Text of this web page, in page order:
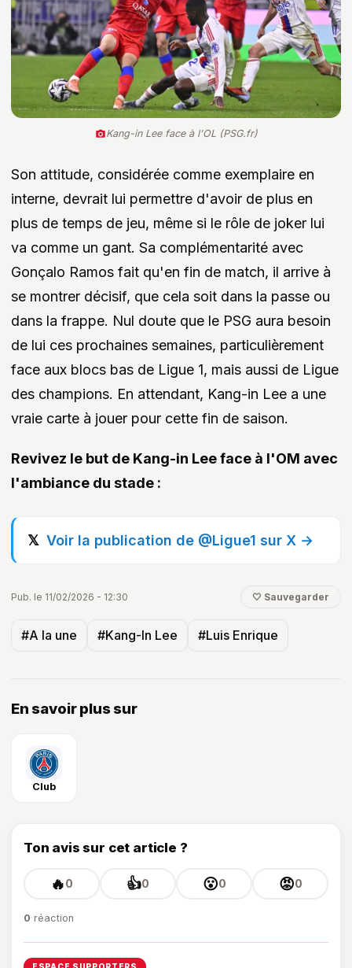
Kang-in Lee face à l'OL (PSG.fr)
Son attitude, considérée comme exemplaire en
interne, devrait lui permettre d'avoir de plus en
plus de temps de jeu, même si le rôle de joker lui
va comme un gant. Sa complémentarité avec
Gonçalo Ramos fait qu'en fin de match, il arrive à
se montrer décisif, que cela soit dans la passe ou
dans la frappe. Nul doute que le PSG aura besoin
de lui ces prochaines semaines, particulièrement
face aux blocs bas de Ligue 1, mais aussi de Ligue
des champions. En attendant, Kang-in Lee a une
vraie carte à jouer pour cette fin de saison.
Revivez le but de Kang-in Lee face à l'OM avec
l'ambiance du stade :
Voir la publication de @Ligue1 sur X →
Pub. le 11/02/2026 - 12:30 🤍 Sauvegarder
#A la une #Kang-In Lee #Luis Enrique
En savoir plus sur
Club
Ton avis sur cet article ?
🔥0 👍0 😮0 😡0
0 réaction